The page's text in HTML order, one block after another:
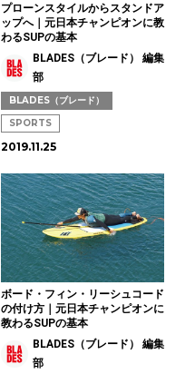
プローンスタイルからスタンドア
ップへ｜元日本チャンピオンに教
わるSUPの基本
BLADES（ブレード） 編集
部
BLADES（ブレード）
SPORTS
2019.11.25
ボード・フィン・リーシュコード
の付け方｜元日本チャンピオンに
教わるSUPの基本
BLADES（ブレード） 編集
部